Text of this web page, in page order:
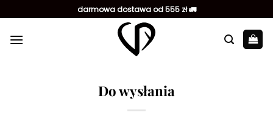
do
zawartości
darmowa dostawa od 555 zł 🚛
Do wysłania